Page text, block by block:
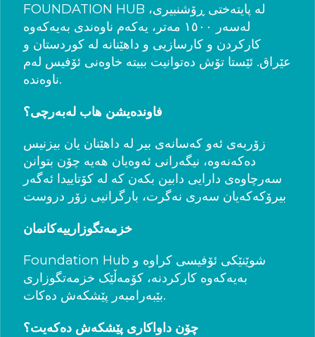
FOUNDATION HUB لە پایتەختی ڕۆشنبیری،
لەسەر ١٥٠٠ مەتر، یەکەم ناوەندی بەیەکەوە
کارکردن و کارسازیی و داهێنانە لە کوردستان و
عێراق. ئێستا تۆش دەتوانیت ببیتە خاوەنی ئۆفیس لەم
ناوەندە.
فاوندەیشن هاب لەبەرچی؟
زۆربەی ئەو کەسانەی بیر لە داهێنان یان بیزنیس
دەکەنەوە، نیگەرانی ئەوەیان هەیە چۆن بتوانن
سەرچاوەی دارایی دابین بکەن کە لە کۆتاییدا ئەگەر
بیرۆکەکەیان سەری نەگرت، بارگرانیی زۆر دروست
خزمەتگوزارییەکانمان
Foundation Hub شوێنێکی ئۆفیسی کراوە و
بەیەکەوە کارکردنە، کۆمەڵێک خزمەتگوزاری
بێبەرامبەر پێشکەش دەکات.
چۆن داواکاری پێشکەش دەکەیت؟